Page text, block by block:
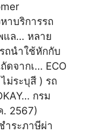
าบริการรถ
แล… หลาย
ถนำใช้หักกับ
ดจากเ… ECO
ระบุสี ) รถ
กรม
. 2567)
ำระภาษีผ่า